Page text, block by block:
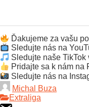
Ďakujeme za vašu
Sledujte nás na
Sledujte naše TikTok
Pridajte sa k nám na
Sledujte nás na
Michal Buza
Extraliga